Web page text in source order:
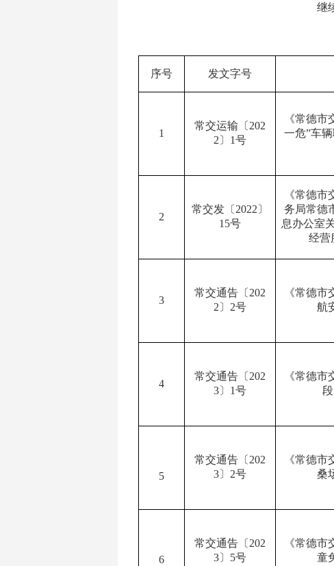
继
序号 发文字号
1
常交运输〔 202
2 〕 1号
《常德
一危”车
2
常交发〔 2022 〕
15号
《常德
务局常德
息办公室
经营
3
常交通告〔 202
2 〕 2号
《常德
航
4
常交通告〔 202
3〕 1号
《常德
5
常交通告〔 202
3〕 2号
《常德
桑
6
常交通告〔 202
3〕 5号
《常德
童